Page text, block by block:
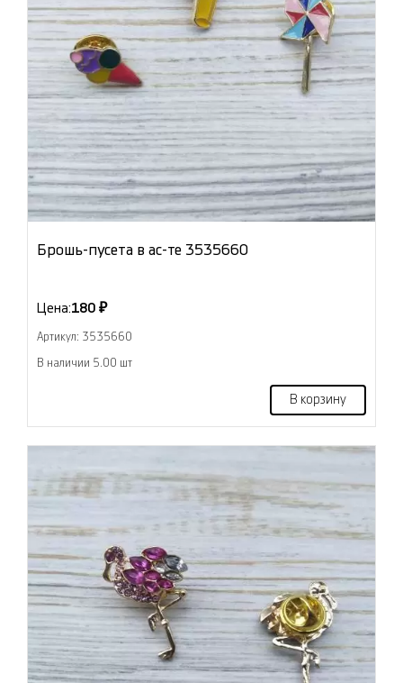
Брошь-пусета в ас-те 3535660
Цена:180 ₽
Артикул: 3535660
В наличии 5.00 шт
В корзину